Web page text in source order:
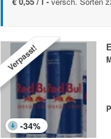
Verpasst!
-34%